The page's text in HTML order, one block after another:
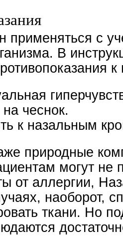
применяться с
В
к
чеснок.
к назальным
природные
могут не
от аллергии,
наоборот,
ткани. Но